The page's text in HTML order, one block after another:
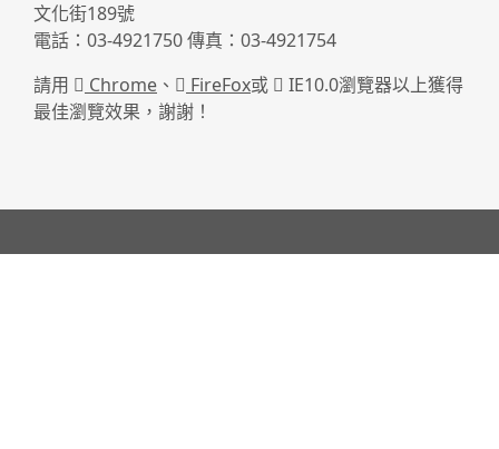
文化街189號
電話：03-4921750 傳真：03-4921754
請用
Chrome 、 FireFox或
IE10.0瀏覽器以上獲得
最佳瀏覽效果，謝謝！